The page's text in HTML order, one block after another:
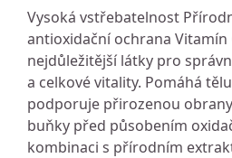
Vysoká vstřebatelnost
antioxidační ochrana Vitamín
nejdůležitější látky pro
a celkové vitality. Pomáhá
podporuje přirozenou
buňky před působením
kombinaci s přírodním